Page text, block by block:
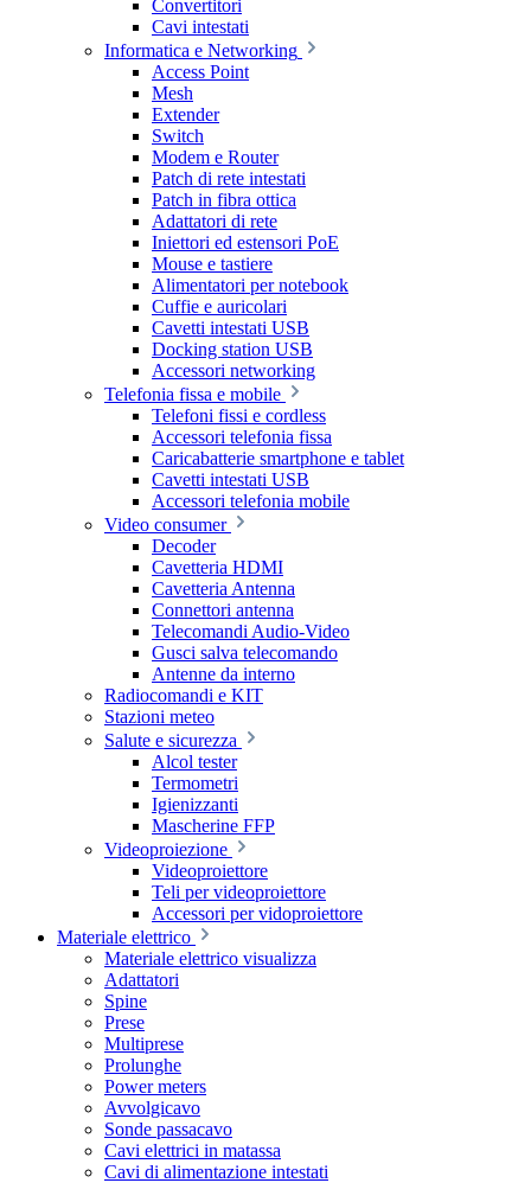
Convertitori
Cavi intestati
Informatica e Networking
Access Point
Mesh
Extender
Switch
Modem e Router
Patch di rete intestati
Patch in fibra ottica
Adattatori di rete
Iniettori ed estensori PoE
Mouse e tastiere
Alimentatori per notebook
Cuffie e auricolari
Cavetti intestati USB
Docking station USB
Accessori networking
Telefonia fissa e mobile
Telefoni fissi e cordless
Accessori telefonia fissa
Caricabatterie smartphone e tablet
Cavetti intestati USB
Accessori telefonia mobile
Video consumer
Decoder
Cavetteria HDMI
Cavetteria Antenna
Connettori antenna
Telecomandi Audio-Video
Gusci salva telecomando
Antenne da interno
Radiocomandi e KIT
Stazioni meteo
Salute e sicurezza
Alcol tester
Termometri
Igienizzanti
Mascherine FFP
Videoproiezione
Videoproiettore
Teli per videoproiettore
Accessori per vidoproiettore
Materiale elettrico
Materiale elettrico visualizza
Adattatori
Spine
Prese
Multiprese
Prolunghe
Power meters
Avvolgicavo
Sonde passacavo
Cavi elettrici in matassa
Cavi di alimentazione intestati